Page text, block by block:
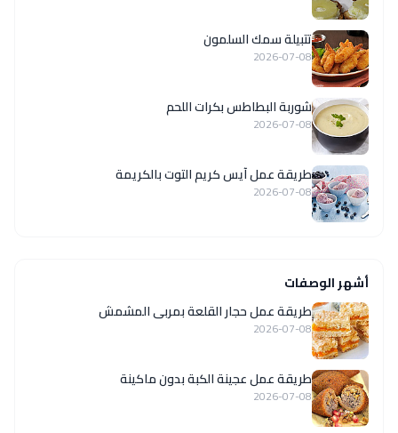
تتبيلة سمك السلمون
2026-07-08
شوربة البطاطس بكرات اللحم
2026-07-08
طريقة عمل آيس كريم التوت بالكريمة
2026-07-08
أشهر الوصفات
طريقة عمل حجار القلعة بمربى المشمش
2026-07-08
طريقة عمل عجينة الكبة بدون ماكينة
2026-07-08